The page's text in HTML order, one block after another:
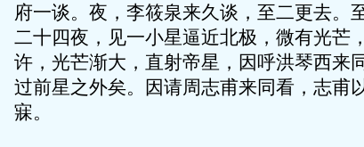
府一谈。夜，李筱泉来久谈，至二更去。
二十四夜，见一小星逼近北极，微有光芒
许，光芒渐大，直射帝星，因呼洪琴西来
过前星之外矣。因请周志甫来同看，志甫
寐。